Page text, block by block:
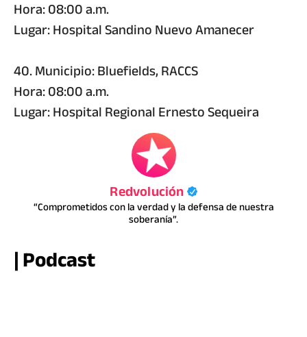
Hora: 08:00 a.m.
Lugar: Hospital Sandino Nuevo Amanecer
40. Municipio: Bluefields, RACCS
Hora: 08:00 a.m.
Lugar: Hospital Regional Ernesto Sequeira
Redvolución
“Comprometidos con la verdad y la defensa de nuestra
soberanía”.
| Podcast